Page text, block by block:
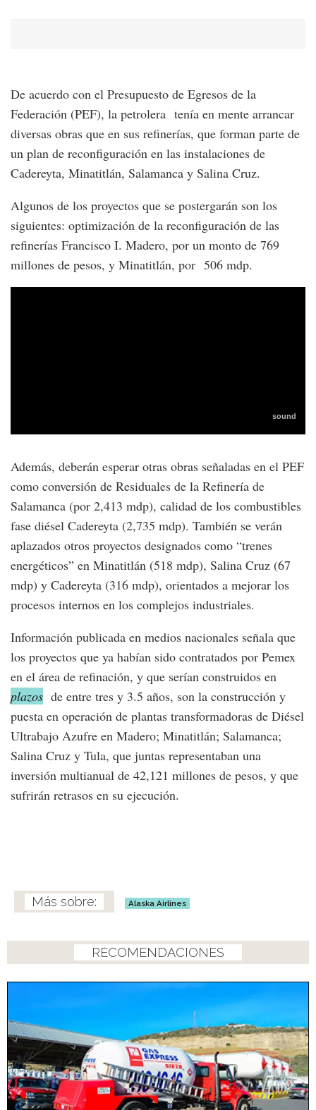
De acuerdo con el Presupuesto de Egresos de la
Federación (PEF), la petrolera tenía en mente arrancar
diversas obras que en sus refinerías, que forman parte de
un plan de reconfiguración en las instalaciones de
Cadereyta, Minatitlán, Salamanca y Salina Cruz.
Algunos de los proyectos que se postergarán son los
siguientes: optimización de la reconfiguración de las
refinerías Francisco I. Madero, por un monto de 769
millones de pesos, y Minatitlán, por 506 mdp.
Además, deberán esperar otras obras señaladas en el PEF
como conversión de Residuales de la Refinería de
Salamanca (por 2,413 mdp), calidad de los combustibles
fase diésel Cadereyta (2,735 mdp). También se verán
aplazados otros proyectos designados como “trenes
energéticos” en Minatitlán (518 mdp), Salina Cruz (67
mdp) y Cadereyta (316 mdp), orientados a mejorar los
procesos internos en los complejos industriales.
Información publicada en medios nacionales señala que
los proyectos que ya habían sido contratados por Pemex
en el área de refinación, y que serían construidos en
plazos de entre tres y 3.5 años, son la construcción y
puesta en operación de plantas transformadoras de Diésel
Ultrabajo Azufre en Madero; Minatitlán; Salamanca;
Salina Cruz y Tula, que juntas representaban una
inversión multianual de 42,121 millones de pesos, y que
sufrirán retrasos en su ejecución.
Alaska Airlines
RECOMENDACIONES